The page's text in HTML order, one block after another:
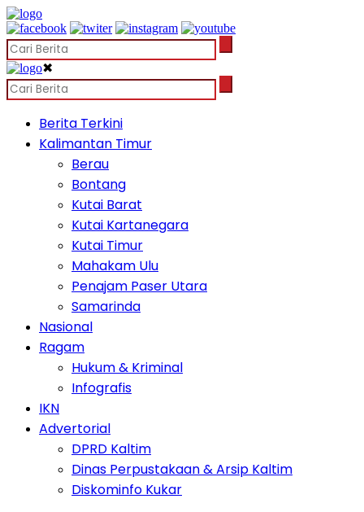
✖
Berita Terkini
Kalimantan Timur
Berau
Bontang
Kutai Barat
Kutai Kartanegara
Kutai Timur
Mahakam Ulu
Penajam Paser Utara
Samarinda
Nasional
Ragam
Hukum & Kriminal
Infografis
IKN
Advertorial
DPRD Kaltim
Dinas Perpustakaan & Arsip Kaltim
Diskominfo Kukar